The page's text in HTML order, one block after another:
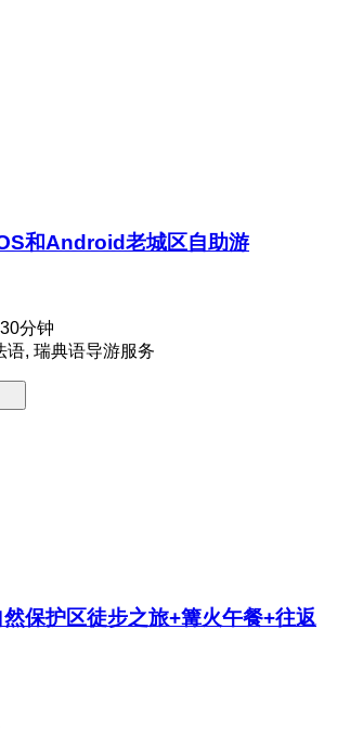
和Android老城区自助游
分钟
语, 瑞典语导游服务
保护区徒步之旅+篝火午餐+往返